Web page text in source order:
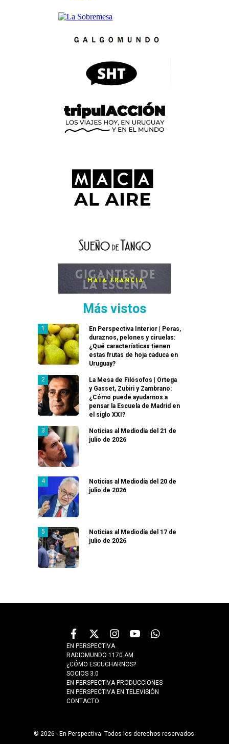
Más vistos
En Perspectiva Interior | Peras,
duraznos, pelones y ciruelas:
¿Qué características tienen
estas frutas de hoja caduca en
Uruguay?
La Mesa de Filósofos | Ortega
y Gasset, Zubiri y Zambrano:
¿Cómo puede ayudarnos a
pensar la Escuela de Madrid en
el siglo XXI?
Noticias al Mediodía del 21 de
julio de 2026
Noticias al Mediodía del 20 de
julio de 2026
Noticias al Mediodía del 17 de
julio de 2026
EN PERSPECTIVA
RADIOMUNDO 1170 AM
¿CÓMO ESCUCHARNOS?
SOCIOS 3.0
EN PERSPECTIVA PRODUCCIONES
EN PERSPECTIVA EN TELEVISIÓN
CONTACTO
© 2026 - En Perspectiva. Todos los derechos reservados.